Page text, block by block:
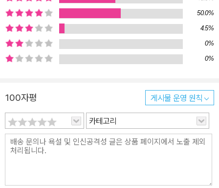
50.0%
4.5%
0%
0%
100자평 게시물 운영 원칙
카테고리